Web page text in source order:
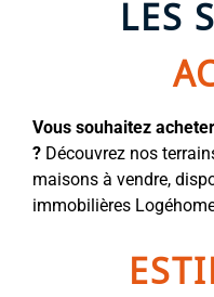
LES
Vous souhaitez
? Découvrez nos
maisons à vendre,
immobilières